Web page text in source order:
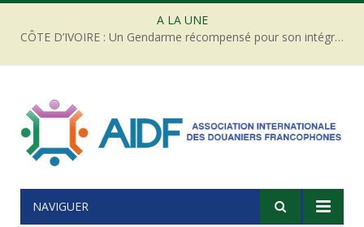
A LA UNE
CÔTE D’IVOIRE : Un Gendarme récompensé pour son intégrité face à une tentative de corruption
NAVIGUER